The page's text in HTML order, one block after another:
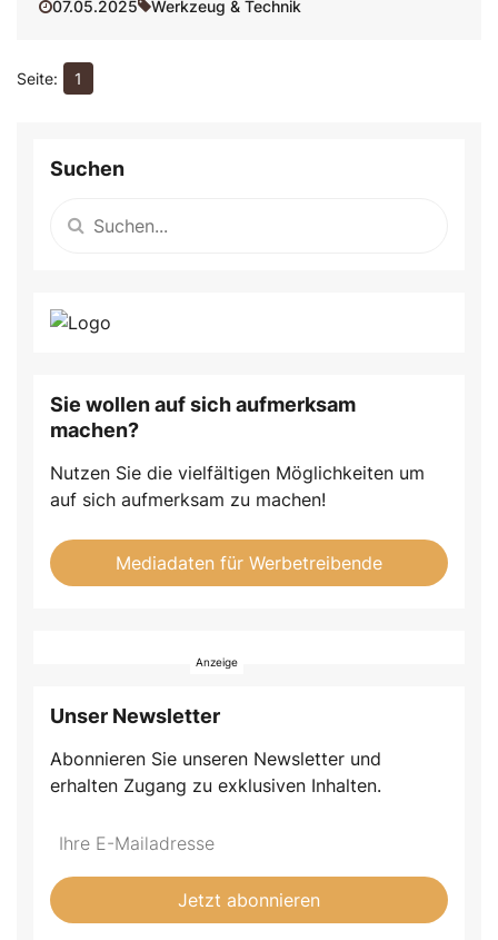
07.05.2025 Werkzeug & Technik
1
Suchen
Sie wollen auf sich aufmerksam
machen?
Nutzen Sie die vielfältigen Möglichkeiten um
auf sich aufmerksam zu machen!
Mediadaten für Werbetreibende
Unser Newsletter
Abonnieren Sie unseren Newsletter und
erhalten Zugang zu exklusiven Inhalten.
Do
fill
this
*Ihre
Mailadresse:
Jetzt abonnieren